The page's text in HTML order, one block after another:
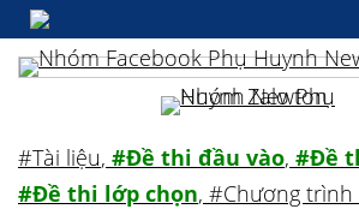
#Tài liệu, #Đề thi đầu vào, #Đề
#Đề thi lớp chọn, #Chương trình